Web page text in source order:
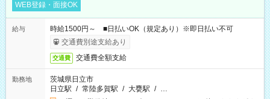
WEB登録・面接OK
給与
時給1500円～ ■日払いOK（規定あり）※即日払い不可
交通費別途支給あり
交通費 交通費全額支給
勤務地
茨城県日立市
日立駅 / 常陸多賀駅 / 大甕駅 / …